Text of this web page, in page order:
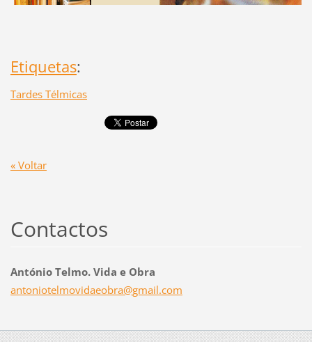
Etiquetas:
Tardes Télmicas
« Voltar
Contactos
António Telmo. Vida e Obra
antoniotelmovidaeobra@gmail.com